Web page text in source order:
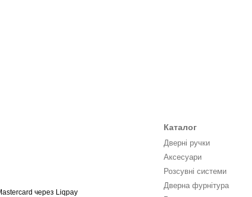
Каталог
Дверні ручки
Аксесуари
Розсувні системи
Дверна фурнітура